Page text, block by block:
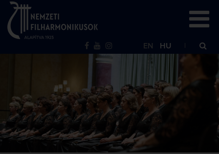
EN HU